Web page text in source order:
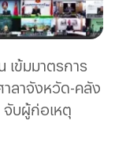
เข้มมาตรการ
ลาจังหวัด-คลัง
บผู้ก่อเหตุ